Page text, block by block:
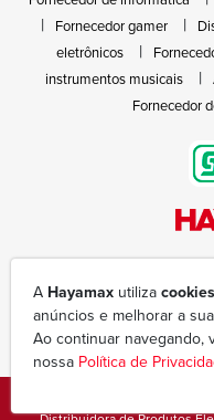
Fornecedor gamer
eletrônicos
instrumentos musicais
Fornecedor
Segunda à
A Hayamax utiliza cookies
anúncios e melhorar a
Ao continuar navegando,
nossa Política de